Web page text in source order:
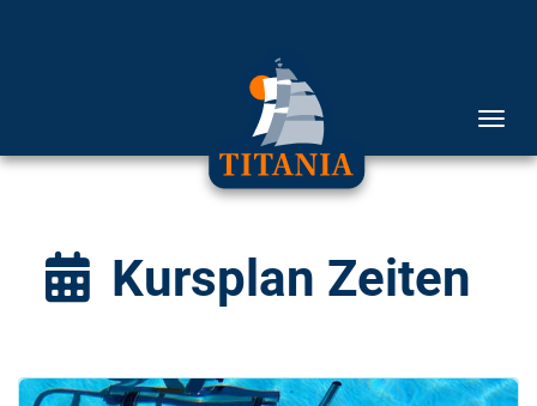
Menü
Kursplan Zeiten